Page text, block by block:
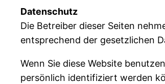
Datenschutz
Die Betreiber dieser Seiten
entsprechend der gesetzlichen
Wenn Sie diese Website
persönlich identifiziert werden